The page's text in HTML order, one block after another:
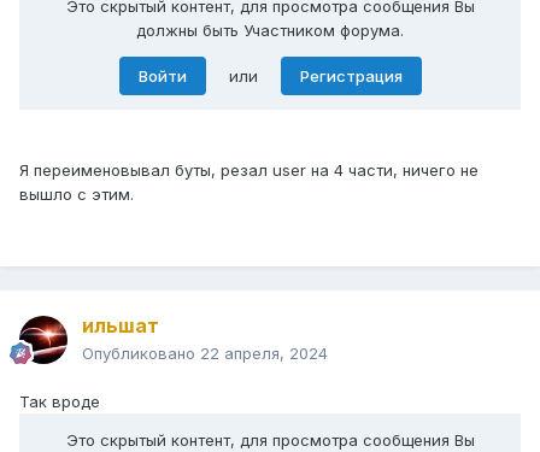
Это скрытый контент, для просмотра сообщения Вы
должны быть Участником форума.
Войти или Регистрация
Я переименовывал буты, резал user на 4 части, ничего не
вышло с этим.
ильшат
Опубликовано 22 апреля, 2024
Так вроде
Это скрытый контент, для просмотра сообщения Вы